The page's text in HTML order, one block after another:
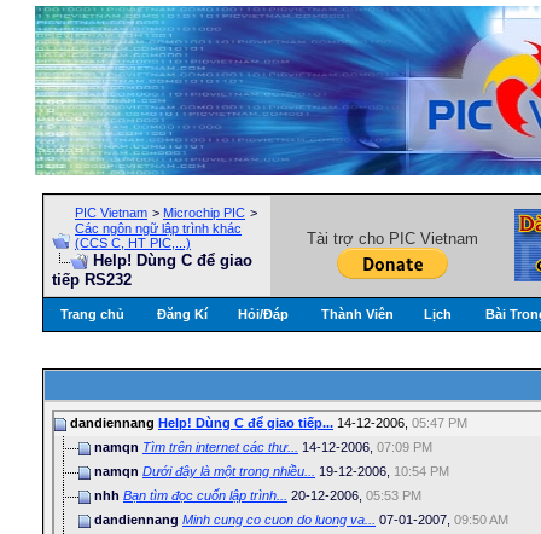
PIC Vietnam > Microchip PIC >
Các ngôn ngữ lập trình khác
(CCS C, HT PIC,...)
Help! Dùng C để giao
tiếp RS232
Tài trợ cho PIC Vietnam
Trang chủ Đăng Kí Hỏi/Ðáp Thành Viên Lịch Bài
dandiennang Help! Dùng C để giao tiếp... 14-12-2006, 05:47 PM
namqn Tìm trên internet các thư... 14-12-2006, 07:09 PM
namqn Dưới đây là một trong nhiều... 19-12-2006, 10:54 PM
nhh Bạn tìm đọc cuốn lập trình... 20-12-2006, 05:53 PM
dandiennang Minh cung co cuon do luong va... 07-01-2007, 09:50 AM